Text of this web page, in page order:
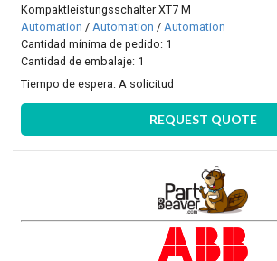
Kompaktleistungsschalter XT7 M
Automation / Automation / Automation
Cantidad mínima de pedido: 1
Cantidad de embalaje: 1
Tiempo de espera: A solicitud
REQUEST QUOTE